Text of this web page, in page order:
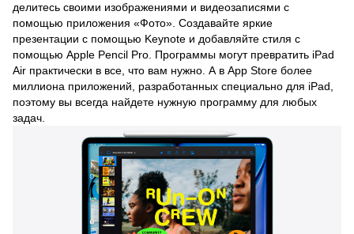
делитесь своими изображениями и видеозаписями с
помощью приложения «Фото». Создавайте яркие
презентации с помощью Keynote и добавляйте стиля с
помощью Apple Pencil Pro. Программы могут превратить iPad
Air практически в все, что вам нужно. А в App Store более
миллиона приложений, разработанных специально для iPad,
поэтому вы всегда найдете нужную программу для любых
задач.